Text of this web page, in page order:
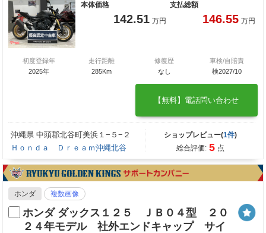
本体価格
142.51 万円
支払総額
146.55 万円
初度登録年
2025年
走行距離
285Km
修復歴
なし
車検/自賠責
検2027/10
【無料】電話問い合わせ
沖縄県 中頭郡北谷町美浜１−５−２
Ｈｏｎｄａ Ｄｒｅａｍ沖縄北谷
ショップレビュー(1件)
総合評価: 5 点
ホンダ 複数画像
ホンダ ダックス１２５ ＪＢ０４型 ２０
２４年モデル 社外エンドキャップ サイ